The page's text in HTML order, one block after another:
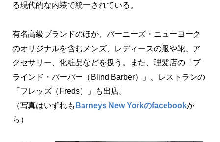
る現代的な内装で統一されている。
有名高級ブランドのほか、バーニーズ・ニューヨーク
のオリジナルを含むメンズ、レディースの服や靴、ア
クセサリー、化粧品などを扱う。また、理髪店の「ブ
ラインド・バーバー（Blind Barber）」、レストランの
「フレッズ（Freds）」も出店。
（写真はいずれも Barneys New Yorkのfacebookか
ら）